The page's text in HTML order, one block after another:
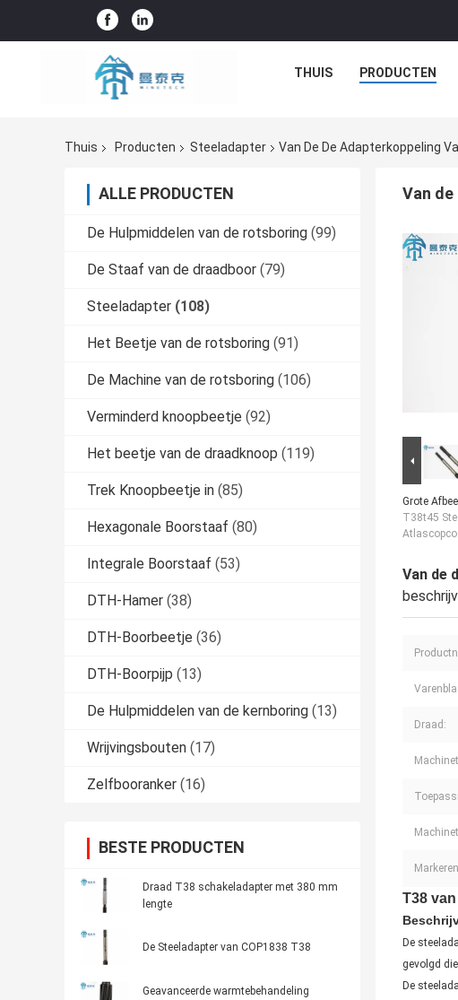
THUIS PRODUCTEN
Thuis Producten Steeladapter Van De De Adapterkoppeling
ALLE PRODUCTEN
De Hulpmiddelen van de rotsboring (99)
De Staaf van de draadboor (79)
Steeladapter (108)
Het Beetje van de rotsboring (91)
De Machine van de rotsboring (106)
Verminderd knoopbeetje (92)
Het beetje van de draadknoop (119)
Trek Knoopbeetje in (85)
Hexagonale Boorstaaf (80)
Integrale Boorstaaf (53)
DTH-Hamer (38)
DTH-Boorbeetje (36)
DTH-Boorpijp (13)
De Hulpmiddelen van de kernboring (13)
Wrijvingsbouten (17)
Zelfbooranker (16)
BESTE PRODUCTEN
Draad T38 schakeladapter met 380 mm
lengte
De Steeladapter van COP1838 T38
Geavanceerde warmtebehandeling
Van
Grote
T38t45
Atlascopco
Van de
Draad:
T38
De
gevolgd
De